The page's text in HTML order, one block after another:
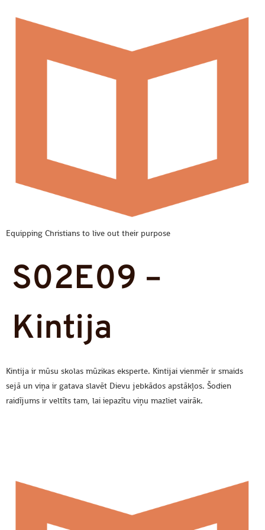
Equipping Christians to live out their purpose
S02E09 –
Kintija
Kintija ir mūsu skolas mūzikas eksperte. Kintijai vienmēr ir smaids
sejā un viņa ir gatava slavēt Dievu jebkādos apstākļos. Šodien
raidījums ir veltīts tam, lai iepazītu viņu mazliet vairāk.